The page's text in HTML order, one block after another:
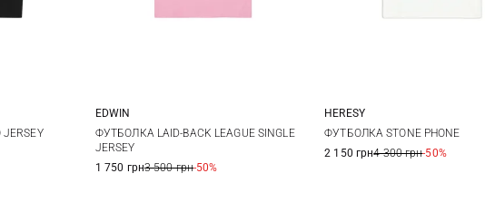
XS S M L
XL
EDWIN
ФУТБОЛКА LAID-BACK LEAGUE SINGLE
JERSEY
1 750 грн3 500 грн-50%
S M L
HERESY
ФУТБОЛКА STONE PHONE
2 150 грн4 300 грн-50%